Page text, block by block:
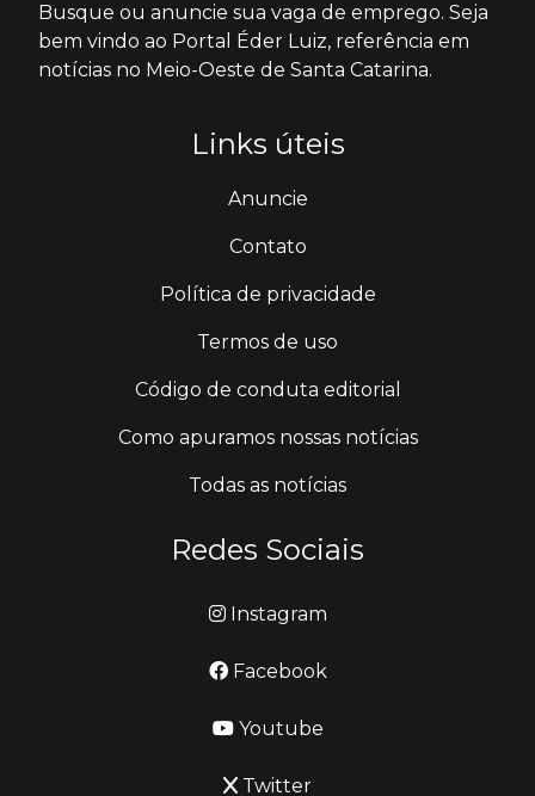
Busque ou anuncie sua vaga de emprego. Seja
bem vindo ao Portal Éder Luiz, referência em
notícias no Meio-Oeste de Santa Catarina.
Links úteis
Anuncie
Contato
Política de privacidade
Termos de uso
Código de conduta editorial
Como apuramos nossas notícias
Todas as notícias
Redes Sociais
Instagram
Facebook
Youtube
Twitter